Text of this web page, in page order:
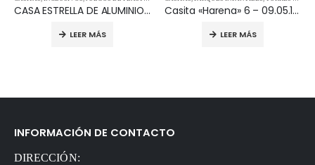
CASA ESTRELLA DE ALUMINIO ES004 estilo ALU
LEER MÁS
Casita «Harena» 6 – 09.05.106
LEER MÁS
INFORMACIÓN DE CONTACTO
DIRECCIÓN: